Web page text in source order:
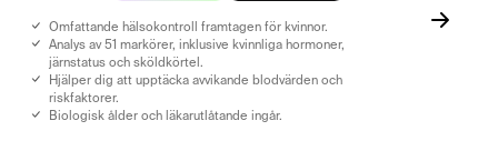
Omfattande hälsokontroll framtagen för kvinnor.
Analys av 51 markörer, inklusive kvinnliga hormoner,
järnstatus och sköldkörtel.
Hjälper dig att upptäcka avvikande blodvärden och
riskfaktorer.
Biologisk ålder och läkarutlåtande ingår.